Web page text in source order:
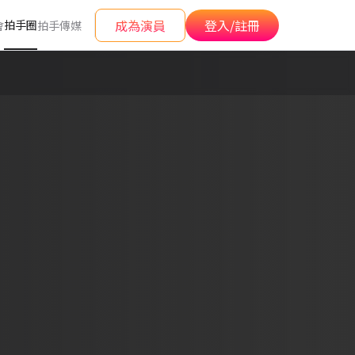
拍手圈拍手傳媒 成為演員 登入/註冊